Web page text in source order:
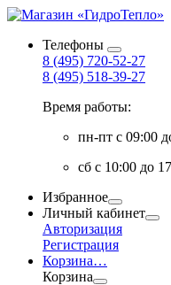
Телефоны
8 (495) 720-52-27
8 (495) 518-39-27
Время работы:
пн-пт с 09:00
сб с 10:00 до
Избранное
Личный кабинет
Авторизация
Регистрация
Корзина…
Корзина